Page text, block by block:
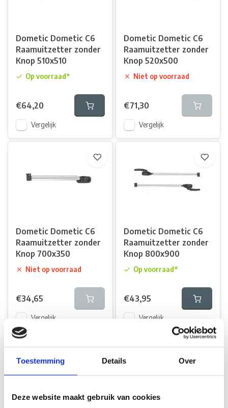
Toestemming Details Over
Deze website maakt gebruik van cookies
Dometic Dometic C6
Raamuitzetter zonder
Knop 510x510
Op voorraad*
€64,20
Vergelijk
Dometic Dometic C6
Raamuitzetter zonder
Knop 520x500
Niet op voorraad
€71,30
Vergelijk
Dometic Dometic C6
Raamuitzetter zonder
Knop 700x350
Niet op voorraad
€34,65
Vergelijk
Dometic Dometic C6
Raamuitzetter zonder
Knop 800x900
Op voorraad*
€43,95
Vergelijk